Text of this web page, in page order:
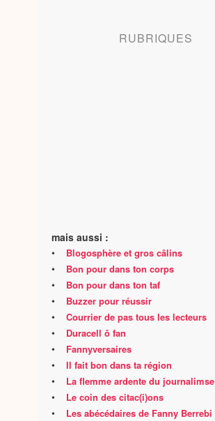
RUBRIQUES
mais aussi :
• Blogosphère et gros câlins
• Bon pour dans ton corps
• Bon pour dans ton taf
• Buzzer pour réussir
• Courrier de pas tous les lecteurs
• Duracell ô fan
• Fannyversaires
• Il fait bon dans ta région
• La flemme ardente du journalimse
• Le coin des citac(i)ons
• Les abécédaires de Fanny Berrebi